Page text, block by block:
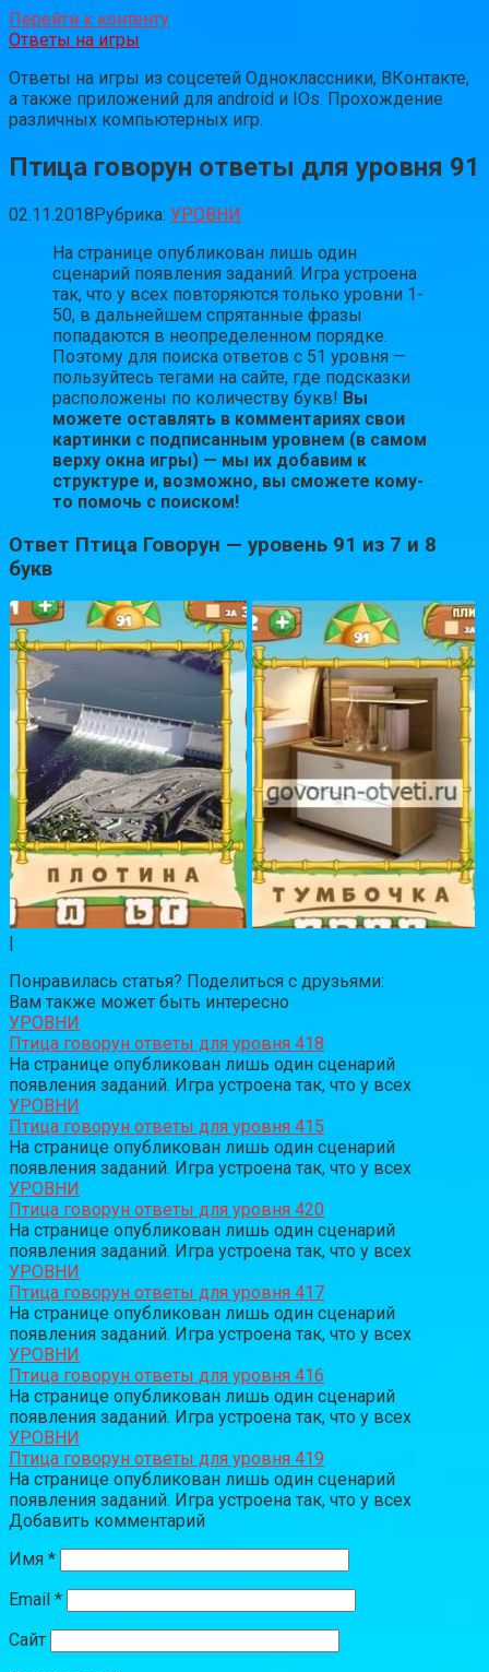
Перейти к контенту
Ответы на игры
Ответы на игры из соцсетей Одноклассники, ВКонтакте,
а также приложений для android и IOs. Прохождение
различных компьютерных игр.
Птица говорун ответы для уровня 91
02.11.2018Рубрика: УРОВНИ
На странице опубликован лишь один
сценарий появления заданий. Игра устроена
так, что у всех повторяются только уровни 1-
50, в дальнейшем спрятанные фразы
попадаются в неопределенном порядке.
Поэтому для поиска ответов с 51 уровня —
пользуйтесь тегами на сайте, где подсказки
расположены по количеству букв! Вы
можете оставлять в комментариях свои
картинки с подписанным уровнем (в самом
верху окна игры) — мы их добавим к
структуре и, возможно, вы сможете кому-
то помочь с поиском!
Ответ Птица Говорун — уровень 91 из 7 и 8
букв
Понравилась статья? Поделиться с друзьями:
Вам также может быть интересно
УРОВНИ
Птица говорун ответы для уровня 418
На странице опубликован лишь один сценарий
появления заданий. Игра устроена так, что у всех
УРОВНИ
Птица говорун ответы для уровня 415
На странице опубликован лишь один сценарий
появления заданий. Игра устроена так, что у всех
УРОВНИ
Птица говорун ответы для уровня 420
На странице опубликован лишь один сценарий
появления заданий. Игра устроена так, что у всех
УРОВНИ
Птица говорун ответы для уровня 417
На странице опубликован лишь один сценарий
появления заданий. Игра устроена так, что у всех
УРОВНИ
Птица говорун ответы для уровня 416
На странице опубликован лишь один сценарий
появления заданий. Игра устроена так, что у всех
УРОВНИ
Птица говорун ответы для уровня 419
На странице опубликован лишь один сценарий
появления заданий. Игра устроена так, что у всех
Добавить комментарий
Имя *
Email *
Сайт